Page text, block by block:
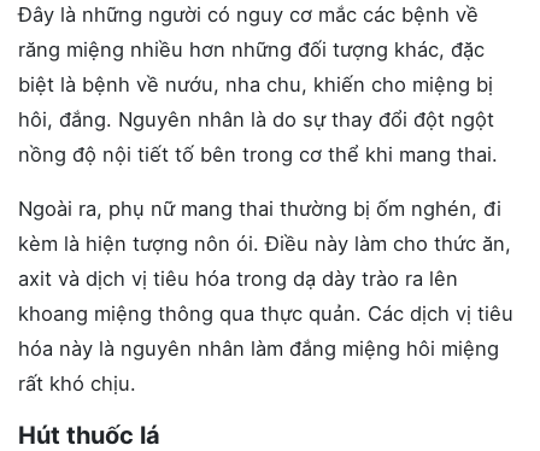
Đây là những người có nguy cơ mắc các bệnh về
răng miệng nhiều hơn những đối tượng khác, đặc
biệt là bệnh về nướu, nha chu, khiến cho miệng bị
hôi, đắng. Nguyên nhân là do sự thay đổi đột ngột
nồng độ nội tiết tố bên trong cơ thể khi mang thai.
Ngoài ra, phụ nữ mang thai thường bị ốm nghén, đi
kèm là hiện tượng nôn ói. Điều này làm cho thức ăn,
axit và dịch vị tiêu hóa trong dạ dày trào ra lên
khoang miệng thông qua thực quản. Các dịch vị tiêu
hóa này là nguyên nhân làm đắng miệng hôi miệng
rất khó chịu.
Hút thuốc lá